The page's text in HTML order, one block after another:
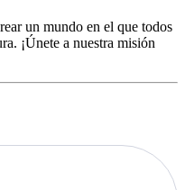
un mundo en el que todos
¡Únete a nuestra misión